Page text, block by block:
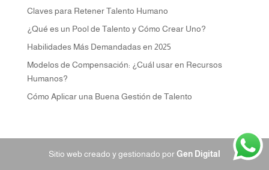
Claves para Retener Talento Humano
¿Qué es un Pool de Talento y Cómo Crear Uno?
Habilidades Más Demandadas en 2025
Modelos de Compensación: ¿Cuál usar en Recursos
Humanos?
Cómo Aplicar una Buena Gestión de Talento
Sitio web creado y gestionado porGen Digital